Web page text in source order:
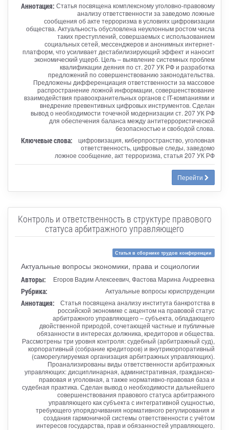
Аннотация: Статья посвящена комплексному уголовно-правовому
анализу ответственности за заведомо ложные
сообщения об акте терроризма в условиях цифровизации
общества. Актуальность обусловлена неуклонным ростом числа
таких преступлений, совершаемых с использованием
социальных сетей, мессенджеров и анонимных интернет-
платформ, что усиливает дестабилизирующий эффект и наносит
экономический ущерб. Цель – выявление системных проблем
квалификации деяния по ст. 207 УК РФ и разработка
предложений по совершенствованию законодательства.
Предложены дифференциация ответственности за массовое
распространение ложной информации, совершенствование
взаимодействия правоохранительных органов с IT-компаниями и
внедрение превентивных цифровых инструментов. Сделан
вывод о необходимости точечной модернизации ст. 207 УК РФ
для обеспечения баланса между антитеррористической
безопасностью и свободой слова.
Ключевые слова:
цифровизация, киберпространство, уголовная
ответственность, цифровые следы, заведомо
ложное сообщение, акт терроризма, статья 207 УК РФ
Перейти
Контроль и ответственность в структуре правового
статуса арбитражного управляющего
Статья в сборнике трудов конференции
Актуальные вопросы экономики, права и социологии
Авторы: Егоров Вадим Алексеевич, Фастова Марина Андреевна
Рубрика: Актуальные вопросы юриспруденции
Аннотация:
Статья посвящена анализу института банкротства в
российской экономике с акцентом на правовой статус
арбитражного управляющего – субъекта, обладающего
двойственной природой, сочетающей частные и публичные
обязанности в интересах должника, кредиторов и общества.
Рассмотрены три уровня контроля: судебный (арбитражный суд),
корпоративный (собрание кредиторов) и внутрикорпоративный
(саморегулируемая организация арбитражных управляющих).
Проанализированы виды ответственности арбитражных
управляющих: дисциплинарная, административная, гражданско-
правовая и уголовная, а также нормативно-правовая база и
судебная практика. Сделан вывод о необходимости дальнейшего
совершенствования правового статуса арбитражного
управляющего как субъекта с интегративной сущностью,
требующего упорядочивания нормативного регулирования и
создания гармоничной системы ответственности с учётом
интересов государства, прав и обязанностей управляющего.